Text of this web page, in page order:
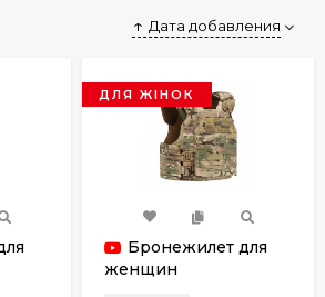
Дата добавления
ДЛЯ ЖІНОК
Бронежилет для
женщин